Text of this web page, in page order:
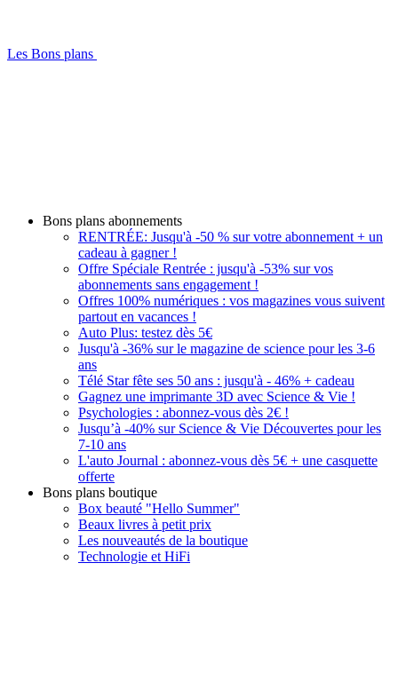
Les Bons plans
Bons plans abonnements
RENTRÉE: Jusqu'à -50 % sur votre abonnement + un
cadeau à gagner !
Offre Spéciale Rentrée : jusqu'à -53% sur vos
abonnements sans engagement !
Offres 100% numériques : vos magazines vous suivent
partout en vacances !
Auto Plus: testez dès 5€
Jusqu'à -36% sur le magazine de science pour les 3-6
ans
Télé Star fête ses 50 ans : jusqu'à - 46% + cadeau
Gagnez une imprimante 3D avec Science & Vie !
Psychologies : abonnez-vous dès 2€ !
Jusqu’à -40% sur Science & Vie Découvertes pour les
7-10 ans
L'auto Journal : abonnez-vous dès 5€ + une casquette
offerte
Bons plans boutique
Box beauté "Hello Summer"
Beaux livres à petit prix
Les nouveautés de la boutique
Technologie et HiFi